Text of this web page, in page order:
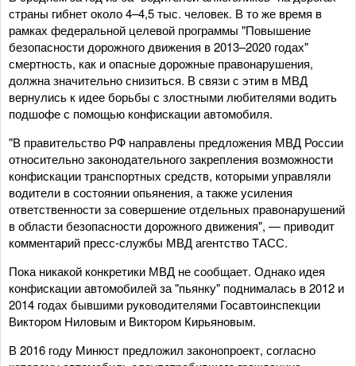
страны гибнет около 4–4,5 тыс. человек. В то же время в
рамках федеральной целевой программы "Повышение
безопасности дорожного движения в 2013–2020 годах"
смертность, как и опасные дорожные правонарушения,
должна значительно снизиться. В связи с этим в МВД
вернулись к идее борьбы с злостными любителями водить
подшофе с помощью конфискации автомобиля.
"В правительство РФ направлены предложения МВД России
относительно законодательного закрепления возможности
конфискации транспортных средств, которыми управляли
водители в состоянии опьянения, а также усиления
ответственности за совершение отдельных правонарушений
в области безопасности дорожного движения", — приводит
комментарий пресс-службы МВД агентство ТАСС.
Пока никакой конкретики МВД не сообщает. Однако идея
конфискации автомобилей за "пьянку" поднималась в 2012 и
2014 годах бывшими руководителями Госавтоинспекции
Виктором Ниловым и Виктором Кирьяновым.
В 2016 году Минюст предложил законопроект, согласно